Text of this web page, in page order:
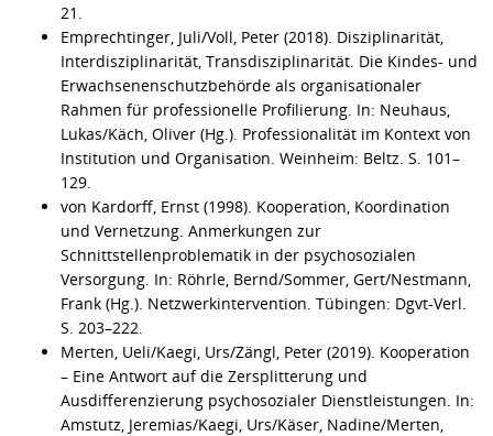
21.
Emprechtinger, Juli/Voll, Peter (2018). Disziplinarität,
Interdisziplinarität, Transdisziplinarität. Die Kindes- und
Erwachsenenschutzbehörde als organisationaler
Rahmen für professionelle Profilierung. In: Neuhaus,
Lukas/Käch, Oliver (Hg.). Professionalität im Kontext von
Institution und Organisation. Weinheim: Beltz. S. 101–
129.
von Kardorff, Ernst (1998). Kooperation, Koordination
und Vernetzung. Anmerkungen zur
Schnittstellenproblematik in der psychosozialen
Versorgung. In: Röhrle, Bernd/Sommer, Gert/Nestmann,
Frank (Hg.). Netzwerkintervention. Tübingen: Dgvt-Verl.
S. 203–222.
Merten, Ueli/Kaegi, Urs/Zängl, Peter (2019). Kooperation
– Eine Antwort auf die Zersplitterung und
Ausdifferenzierung psychosozialer Dienstleistungen. In:
Amstutz, Jeremias/Kaegi, Urs/Käser, Nadine/Merten,